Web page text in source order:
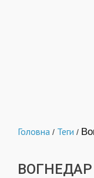
Головна / Теги /
ВОГНЕДАР